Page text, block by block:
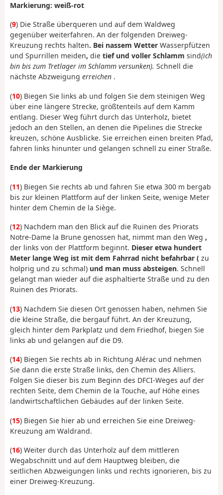
Markierung: weiß-rot
(9) Die Straße überqueren und auf dem Waldweg
gegenüber weiterfahren. An der folgenden Dreiweg-
Kreuzung rechts halten. Bei nassem Wetter Wasserpfützen
und Spurrillen meiden, die tief und voller Schlamm sind(ich
bin bis zum Tretlager im Schlamm versunken). Schnell die
nächste Abzweigung erreichen .
(10) Biegen Sie links ab und folgen Sie dem steinigen Weg
über eine längere Strecke, größtenteils auf dem Kamm
entlang. Dieser Weg führt durch das Unterholz, bietet
jedoch an den Stellen, an denen die Pipelines die Strecke
kreuzen, schöne Ausblicke. Sie erreichen einen breiten Pfad,
fahren links hinunter und gelangen schnell zu einer Straße.
Ende der Markierung
(11) Biegen Sie rechts ab und fahren Sie etwa 300 m bergab
bis zur kleinen Plattform auf der linken Seite, wenige Meter
hinter dem Chemin de la Siège.
(12) Nachdem man den Blick auf die Ruinen des Priorats
Notre-Dame la Brune genossen hat, nimmt man den Weg ,
der links von der Plattform beginnt. Dieser etwa hundert
Meter lange Weg ist mit dem Fahrrad nicht befahrbar ( zu
holprig und zu schmal) und man muss absteigen. Schnell
gelangt man wieder auf die asphaltierte Straße und zu den
Ruinen des Priorats.
(13) Nachdem Sie diesen Ort genossen haben, nehmen Sie
die kleine Straße, die bergauf führt. An der Kreuzung,
gleich hinter dem Parkplatz und dem Friedhof, biegen Sie
links ab und gelangen auf die D9.
(14) Biegen Sie rechts ab in Richtung Alérac und nehmen
Sie dann die erste Straße links, den Chemin des Alliers.
Folgen Sie dieser bis zum Beginn des DFCI-Weges auf der
rechten Seite, dem Chemin de la Touche, auf Höhe eines
landwirtschaftlichen Gebäudes auf der linken Seite.
(15) Biegen Sie hier ab und erreichen Sie eine Dreiweg-
Kreuzung am Waldrand.
(16) Weiter durch das Unterholz auf dem mittleren
Wegabschnitt und auf dem Hauptweg bleiben, die
seitlichen Abzweigungen links und rechts ignorieren, bis zu
einer Dreiweg-Kreuzung.